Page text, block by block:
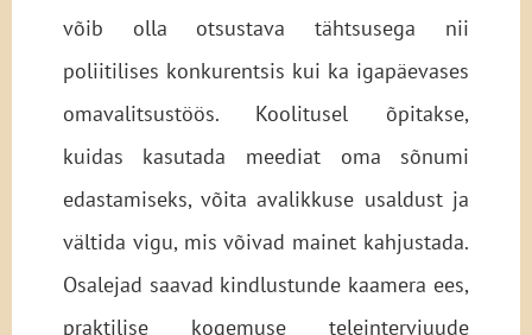
võib olla otsustava tähtsusega nii
poliitilises konkurentsis kui ka igapäevases
omavalitsustöös. Koolitusel õpitakse,
kuidas kasutada meediat oma sõnumi
edastamiseks, võita avalikkuse usaldust ja
vältida vigu, mis võivad mainet kahjustada.
Osalejad saavad kindlustunde kaamera ees,
praktilise kogemuse teleintervjuude